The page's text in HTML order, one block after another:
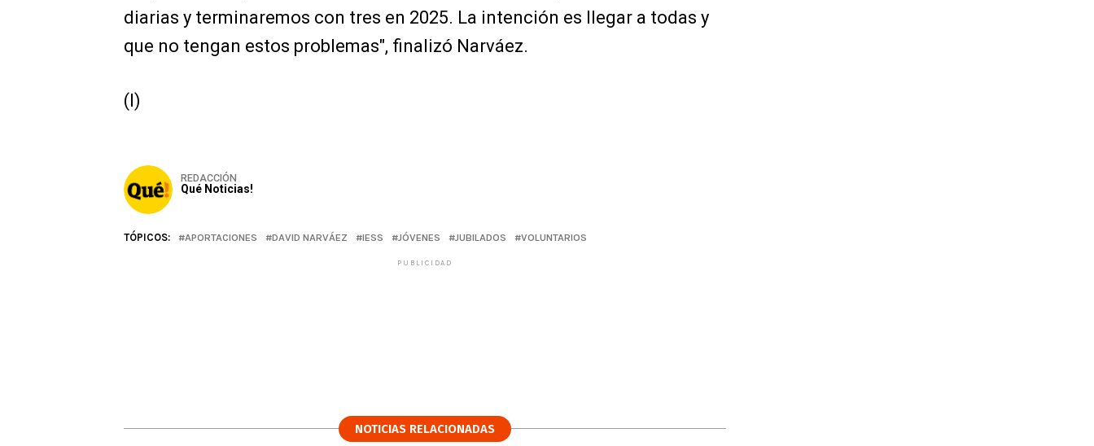
diarias y terminaremos con tres en 2025. La intención es llegar a todas y
que no tengan estos problemas", finalizó Narváez.
(I)
REDACCIÓN
Qué Noticias!
TÓPICOS: APORTACIONES DAVID NARVÁEZ IESS JÓVENES JUBILADOS VOLUNTARIOS
PUBLICIDAD
NOTICIAS RELACIONADAS